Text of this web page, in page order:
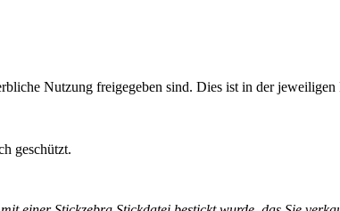
Nutzung freigegeben sind. Dies ist in der jeweiligen
geschützt.